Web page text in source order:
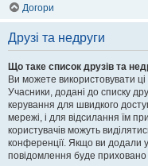
Догори
Друзі та недруги
Що таке список друзів та
Ви можете використовувати
Учасники, додані до списку
керування для швидкого
мережі, і для відсилання їм
користувачів можуть
конференції. Якщо ви додали
повідомлення буде